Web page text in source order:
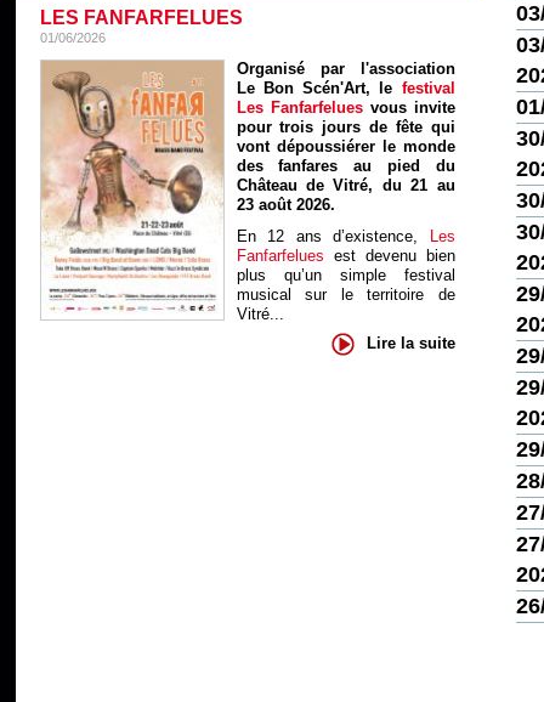
LES FANFARFELUES
01/06/2026
Organisé par l'association
Le Bon Scén'Art, le festival
Les Fanfarfelues vous invite
pour trois jours de fête qui
vont dépoussiérer le monde
des fanfares au pied du
Château de Vitré, du 21 au
23 août 2026.
En 12 ans d’existence, Les
Fanfarfelues est devenu bien
plus qu’un simple festival
musical sur le territoire de
Vitré...
Lire la suite